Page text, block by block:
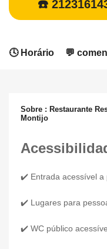
☎️
🕓 Horário 💬
Sobre : Restaurante
Montijo
✔️ Entrada acessível a
✔️ Lugares para
✔️ WC público